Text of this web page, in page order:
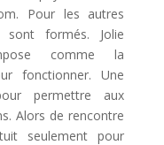
Pour les autres
sont formés. Jolie
comme la
fonctionner. Une
permettre aux
Alors de rencontre
seulement pour